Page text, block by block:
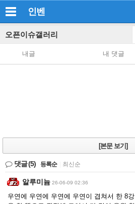
인벤
오픈이슈갤러리
내글 내 댓글
[본문 보기]
댓글(5) 등록순 최신순
알루미늄 26-06-09 02:36
우연에 우연에 우연에 우연이 겹쳐서 한 8